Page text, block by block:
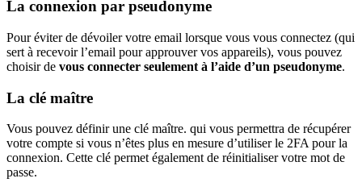
La connexion par pseudonyme
Pour éviter de dévoiler votre email lorsque vous vous connectez (qui
sert à recevoir l’email pour approuver vos appareils), vous pouvez
choisir de vous connecter seulement à l’aide d’un pseudonyme.
La clé maître
Vous pouvez définir une clé maître. qui vous permettra de récupérer
votre compte si vous n’êtes plus en mesure d’utiliser le 2FA pour la
connexion. Cette clé permet également de réinitialiser votre mot de
passe.